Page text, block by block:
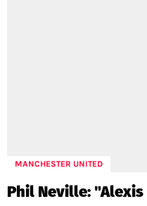
MANCHESTER UNITED
Phil Neville: